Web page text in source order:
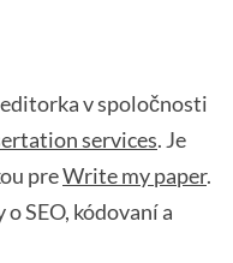
v spoločnosti
services. Je
preWrite my paper.
SEO, kódovaní a